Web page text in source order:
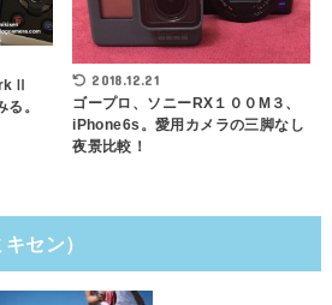
。
2018.12.21
ゴープロ、ソニーRX１００M３、
iPhone6s。愛用カメラの三脚なし
夜景比較！
セン）